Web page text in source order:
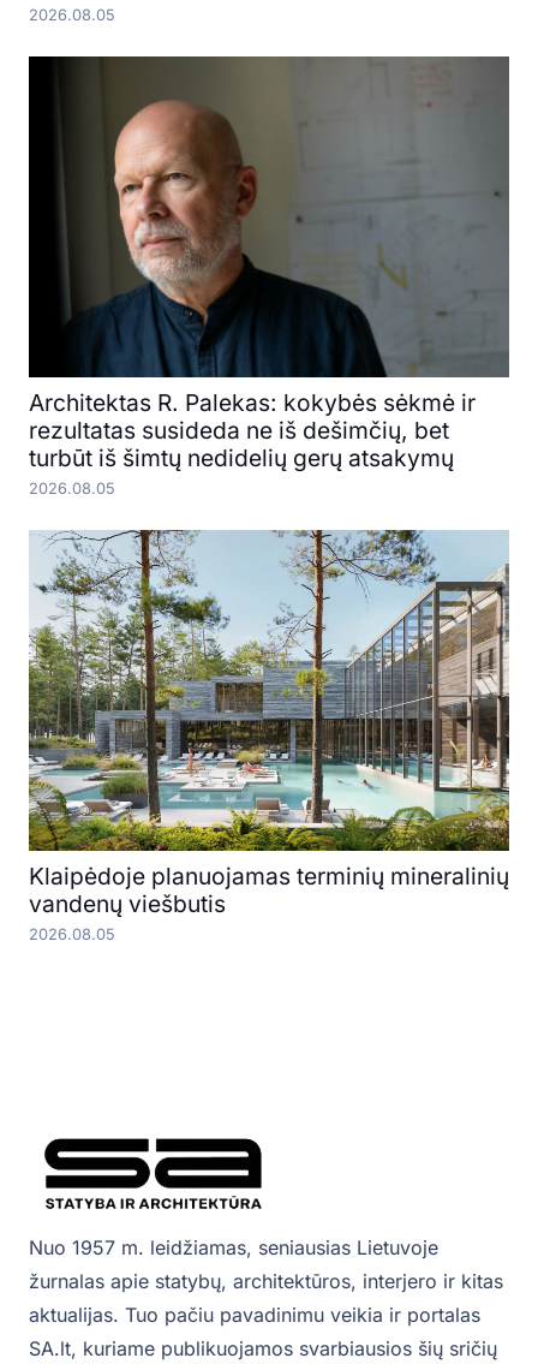
2026.08.05
Architektas R. Palekas: kokybės sėkmė ir
rezultatas susideda ne iš dešimčių, bet
turbūt iš šimtų nedidelių gerų atsakymų
2026.08.05
Klaipėdoje planuojamas terminių mineralinių
vandenų viešbutis
2026.08.05
Nuo 1957 m. leidžiamas, seniausias Lietuvoje
žurnalas apie statybų, architektūros, interjero ir kitas
aktualijas. Tuo pačiu pavadinimu veikia ir portalas
SA.lt, kuriame publikuojamos svarbiausios šių sričių